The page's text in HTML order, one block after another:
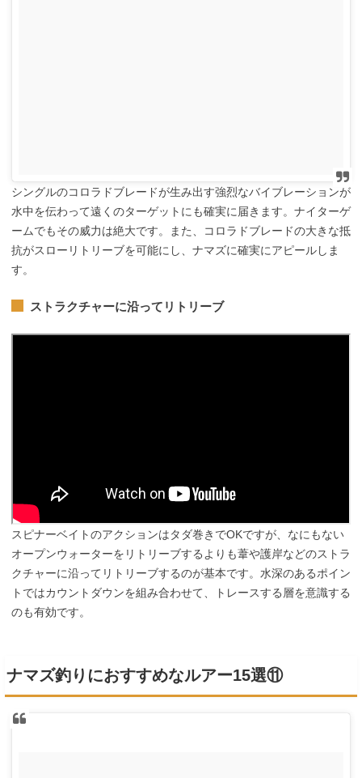
シングルのコロラドブレードが生み出す強烈なバイブレーションが
水中を伝わって遠くのターゲットにも確実に届きます。ナイターゲ
ームでもその威力は絶大です。また、コロラドブレードの大きな抵
抗がスローリトリーブを可能にし、ナマズに確実にアピールしま
す。
ストラクチャーに沿ってリトリーブ
スピナーベイトのアクションはタダ巻きでOKですが、なにもない
オープンウォーターをリトリーブするよりも葦や護岸などのストラ
クチャーに沿ってリトリーブするのが基本です。水深のあるポイン
トではカウントダウンを組み合わせて、トレースする層を意識する
のも有効です。
ナマズ釣りにおすすめなルアー15選⑪